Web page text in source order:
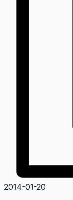
2014-01-20